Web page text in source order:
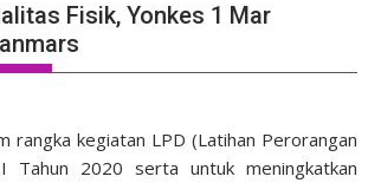
Fisik, Yonkes 1 Mar
rangka kegiatan LPD (Latihan Perorangan
Tahun 2020 serta untuk meningkatkan